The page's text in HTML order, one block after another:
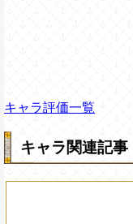
キャラ評価一覧
キャラ関連記事